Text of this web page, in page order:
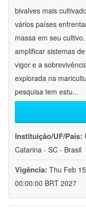
bivalves mais
vários países
massa em seu
amplificar sistemas
vigor e a
explorada na
pesquisa tem estu...
Instituição/UF/País:
Catarina - SC - Brasil
Vigência: Thu Feb
00:00:00 BRT 2027